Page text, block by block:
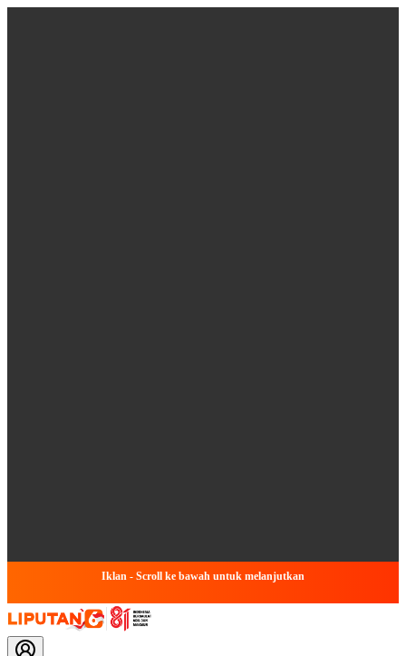
Iklan - Scroll ke bawah untuk melanjutkan